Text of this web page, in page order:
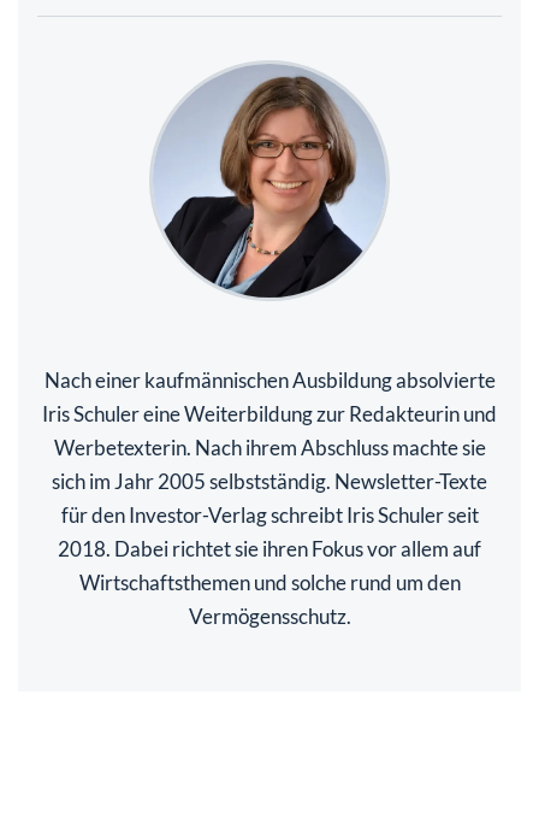
Nach einer kaufmännischen Ausbildung absolvierte
Iris Schuler eine Weiterbildung zur Redakteurin und
Werbetexterin. Nach ihrem Abschluss machte sie
sich im Jahr 2005 selbstständig. Newsletter-Texte
für den Investor-Verlag schreibt Iris Schuler seit
2018. Dabei richtet sie ihren Fokus vor allem auf
Wirtschaftsthemen und solche rund um den
Vermögensschutz.